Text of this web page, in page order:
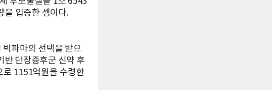
을 입증한 셈이다.
파마의 선택을 받으
반 단장증후군 신약 후
1151억원을 수령한